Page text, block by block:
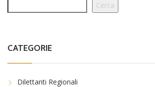
Cerca
CATEGORIE
Dilettanti Regionali